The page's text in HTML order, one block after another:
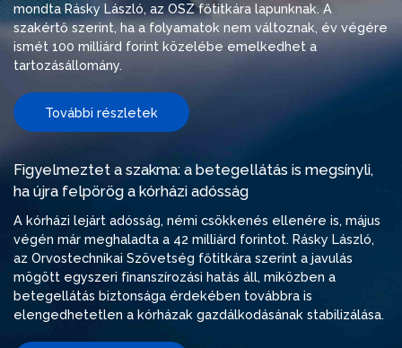
mondta Rásky László, az OSZ főtitkára lapunknak. A
szakértő szerint, ha a folyamatok nem változnak, év végére
ismét 100 milliárd forint közelébe emelkedhet a
tartozásállomány.
További részletek
Figyelmeztet a szakma: a betegellátás is megsínyli,
ha újra felpörög a kórházi adósság
A kórházi lejárt adósság, némi csökkenés ellenére is, május
végén már meghaladta a 42 milliárd forintot. Rásky László,
az Orvostechnikai Szövetség főtitkára szerint a javulás
mögött egyszeri finanszírozási hatás áll, miközben a
betegellátás biztonsága érdekében továbbra is
elengedhetetlen a kórházak gazdálkodásának stabilizálása.